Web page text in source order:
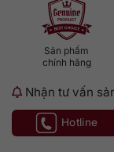
Sản phẩm
chính hãng
Nhận tư vấn
Hotline